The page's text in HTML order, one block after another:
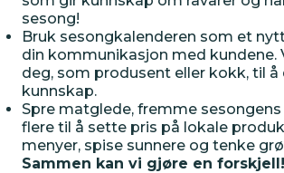
Tips
Inspirasjon
sesong!
Bruk sesongkalenderen som et
din kommunikasjon med kundene.
deg, som produsent eller kokk, til å
kunnskap.
Spre matglede, fremme sesongens
flere til å sette pris på lokale
menyer, spise sunnere og tenke
Sammen kan vi gjøre en forskjell!